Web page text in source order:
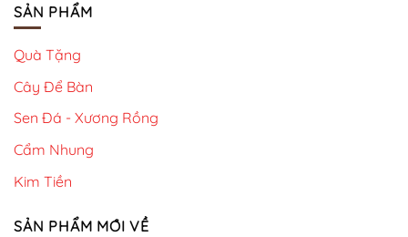
SẢN PHẨM
Quà Tặng
Cây Để Bàn
Sen Đá - Xương Rồng
Cẩm Nhung
Kim Tiền
SẢN PHẨM MỚI VỀ